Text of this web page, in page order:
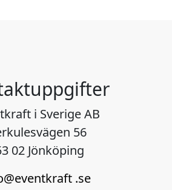
i Sverige AB
56
02 Jönköping
.se